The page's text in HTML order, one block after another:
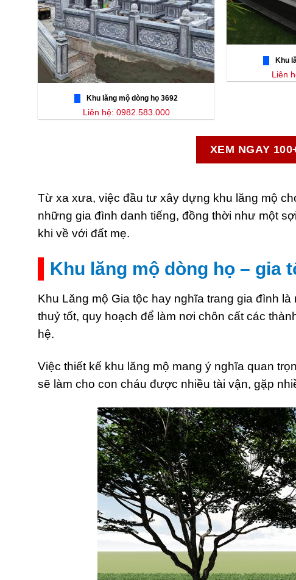
Khu lăng mộ dòng họ 3692
Liên hệ: 0982.583.000
Khu
Liên
XEM NGAY
Từ xa xưa, việc đầu tư xây dựng khu lăng mộ
những gia đình danh tiếng, đồng thời như một
khi về với đất mẹ.
Khu lăng mộ dòng họ – gia
Khu Lăng mộ Gia tộc hay nghĩa trang gia đình
thuỷ tốt, quy hoạch để làm nơi chôn cất các
hệ.
Việc thiết kế khu lăng mộ mang ý nghĩa quan
sẽ làm cho con cháu được nhiều tài vận, gặp